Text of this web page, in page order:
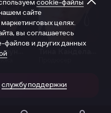
cookie-файлы
сайте
целях.
вы соглашаетесь
файлов и других данных
службу поддержки